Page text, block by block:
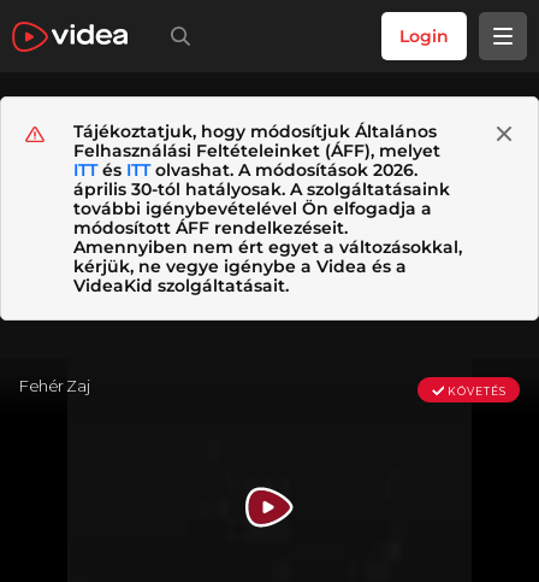
Login
Tájékoztatjuk, hogy módosítjuk Általános
Felhasználási Feltételeinket (ÁFF), melyet
ITTés ITTolvashat. A módosítások 2026.
április 30-tól hatályosak. A szolgáltatásaink
további igénybevételével Ön elfogadja a
módosított ÁFF rendelkezéseit.
Amennyiben nem ért egyet a változásokkal,
kérjük, ne vegye igénybe a Videa és a
VideaKid szolgáltatásait.